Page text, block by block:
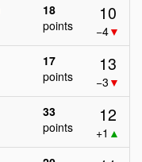
18
points
10
−4▼
17
points
13
−3 ▼
33
points
12
+1 ▲